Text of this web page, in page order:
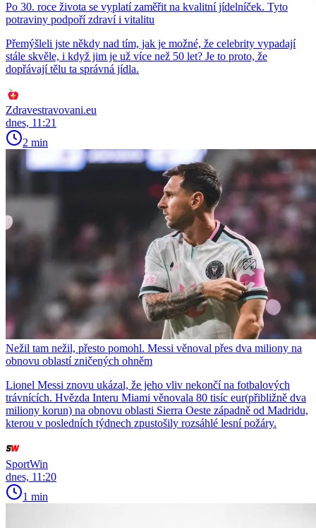
Po 30. roce života se vyplatí zaměřit na kvalitní jídelníček. Tyto
potraviny podpoří zdraví i vitalitu
Přemýšleli jste někdy nad tím, jak je možné, že celebrity vypadají
stále skvěle, i když jim je už více než 50 let? Je to proto, že
dopřávají tělu ta správná jídla.
Zdravestravovani.eu
dnes, 11:21
2 min
Nežil tam nežil, přesto pomohl. Messi věnoval přes dva miliony na
obnovu oblastí zničených ohněm
Lionel Messi znovu ukázal, že jeho vliv nekončí na fotbalových
trávnících. Hvězda Interu Miami věnovala 80 tisíc eur(přibližně dva
miliony korun) na obnovu oblasti Sierra Oeste západně od Madridu,
kterou v posledních týdnech zpustošily rozsáhlé lesní požáry.
SportWin
dnes, 11:20
1 min